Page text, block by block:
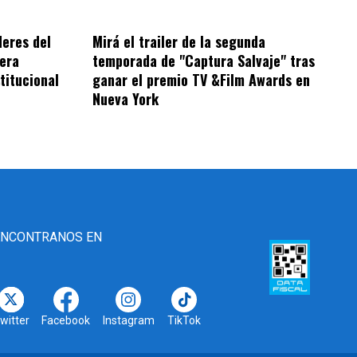
del
Mirá el trailer de la segunda
temporada de "Captura Salvaje" tras
ganar el premio TV &Film Awards en
Nueva York
EN
Facebook Instagram TikTok